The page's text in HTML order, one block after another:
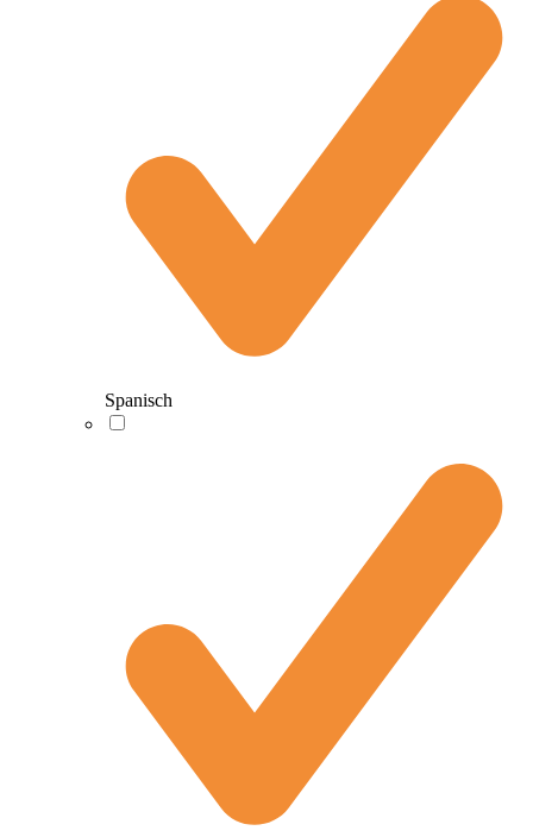
Spanisch